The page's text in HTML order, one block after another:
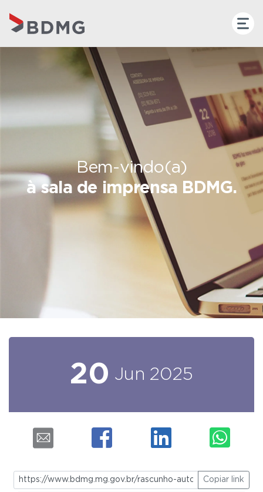
Bem-vindo(a)
à sala de imprensa BDMG.
20 Jun 2025
Copiar link